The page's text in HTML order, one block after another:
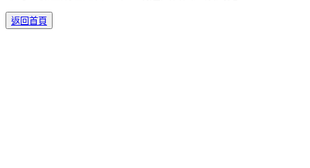
返回首頁